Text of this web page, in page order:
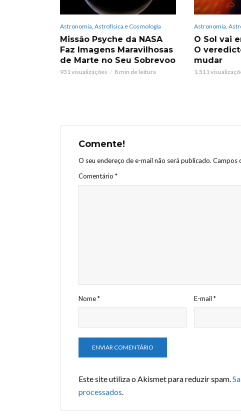
Astronomia, Astrofísica e Cosmologia
Missão Psyche da NASA
Faz Imagens Maravilhosas
de Marte no Seu Sobrevoo
931 visualizações 8 min de leitura
Astronomia,
O Sol vai
O
mudar
1.511
Comente!
O seu endereço de e-mail não será publicado. Campos
Comentário *
Nome* E-mail*
Este site utiliza o Akismet para reduzir spam.
processados